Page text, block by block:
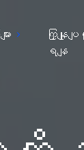
း
ကြှနျု
ရနျ